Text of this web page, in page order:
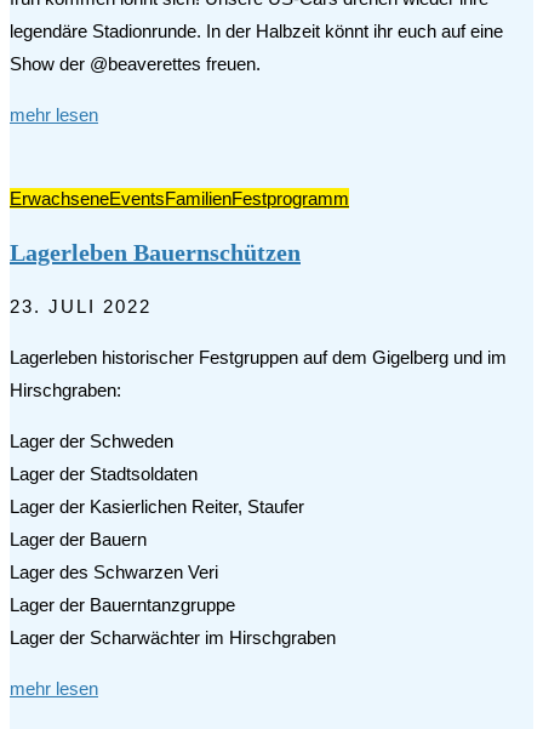
legendäre Stadionrunde. In der Halbzeit könnt ihr euch auf eine
Show der @beaverettes freuen.
mehr lesen
ErwachseneEventsFamilienFestprogramm
Lagerleben Bauernschützen
23. JULI 2022
Lagerleben historischer Festgruppen auf dem Gigelberg und im
Hirschgraben:
Lager der Schweden
Lager der Stadtsoldaten
Lager der Kasierlichen Reiter, Staufer
Lager der Bauern
Lager des Schwarzen Veri
Lager der Bauerntanzgruppe
Lager der Scharwächter im Hirschgraben
mehr lesen